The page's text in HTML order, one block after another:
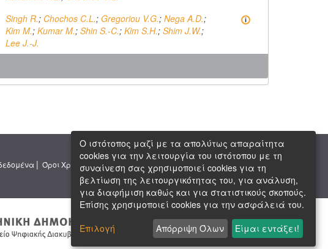
Singh R.; Chochos C.L.; Gregoriou V.G.; Nega A.D.;
Kim M.; Kumar M.; Shin S.-C.; Kim S.H.; Shim J.W.;
Lee J.-J.
| Όροι Χρήσης| Πνευματική Ιδιοκτησία | Copyright © 2026 ΕΙΕ
Ο ιστότοπος μαζί με τα απολύτως απαραίτητα
cookies για την λειτουργία του ιστότοπου με τη
συναίνεση σας χρησιμοποιεί cookies για τη
βελτίωση της λειτουργικότητας του, για ανάλυση,
για διαφήμιση καθώς και για στατιστικούς σκοπούς.
Επίσης χρησιμοποιεί cookies για την ασφάλειά του.
Επιλογή
Απόρριψη Όλων Είμαι εντάξει!